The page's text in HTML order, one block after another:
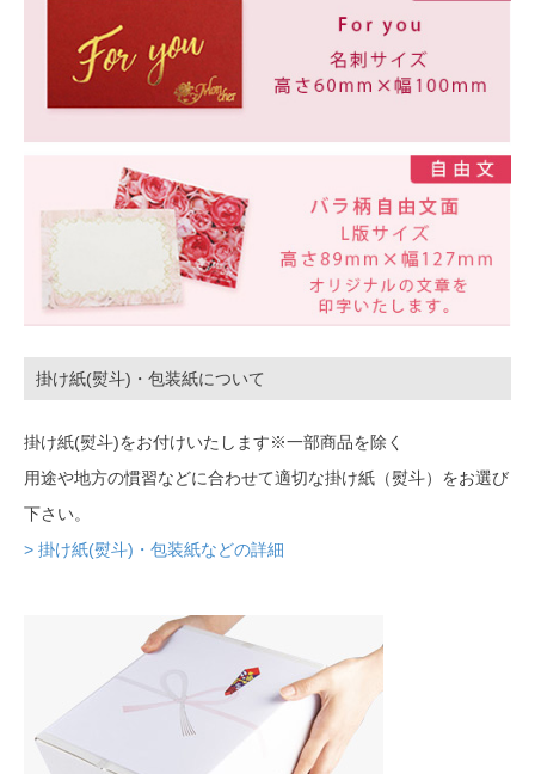
掛け紙(熨斗)・包装紙について
掛け紙(熨斗)をお付けいたします※一部商品を除く
用途や地方の慣習などに合わせて適切な掛け紙（熨斗）をお選び
下さい。
> 掛け紙(熨斗)・包装紙などの詳細